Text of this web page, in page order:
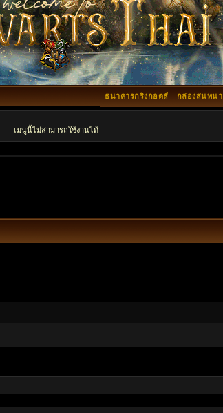
กล่องสนทนา
ธนาคารกริงกอตส์
เมนูนี้ไม่สามารถใช้งานได้